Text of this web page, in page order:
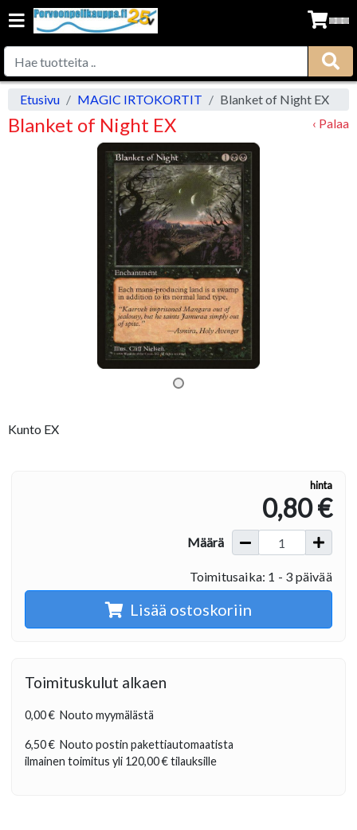
Etusivu MAGIC IRTOKORTIT Blanket of Night EX
Blanket of Night EX ‹ Palaa
Kunto EX
hinta
0,80 €
Määrä
Toimitusaika: 1 - 3 päivää
Lisää ostoskoriin
Toimituskulut alkaen
0,00 € Nouto myymälästä
6,50 € Nouto postin pakettiautomaatista
ilmainen toimitus yli 120,00 €tilauksille